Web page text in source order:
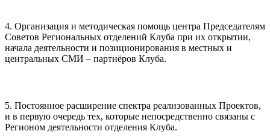
4. Организация и методическая помощь центра Председателям
Советов Региональных отделений Клуба при их открытии,
начала деятельности и позиционирования в местных и
центральных СМИ – партнёров Клуба.
5. Постоянное расширение спектра реализованных Проектов,
и в первую очередь тех, которые непосредственно связаны с
Регионом деятельности отделения Клуба.